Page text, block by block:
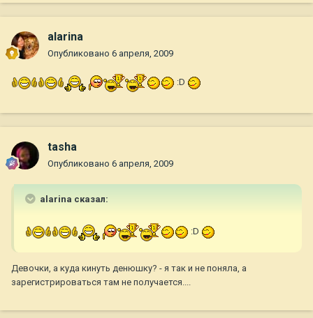
alarina
Опубликовано 6 апреля, 2009
:D
tasha
Опубликовано 6 апреля, 2009
alarina сказал:
:D
Девочки, а куда кинуть денюшку? - я так и не поняла, а
зарегистрироваться там не получается....